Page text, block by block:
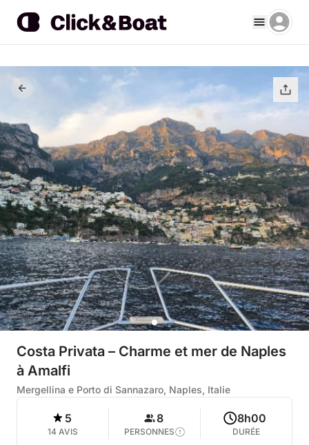
Costa Privata – Charme et mer de Naples
à Amalfi
Mergellina e Porto di Sannazaro, Naples, Italie
5
14 AVIS
8
PERSONNES
8h00
DURÉE